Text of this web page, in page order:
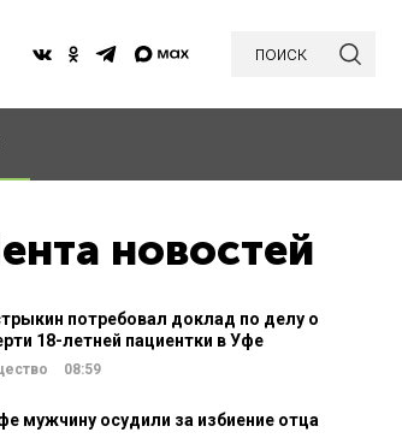
поиск
новостей
потребовал доклад по делу о
18-летней пациентки в Уфе
08:59
мужчину осудили за избиение отца